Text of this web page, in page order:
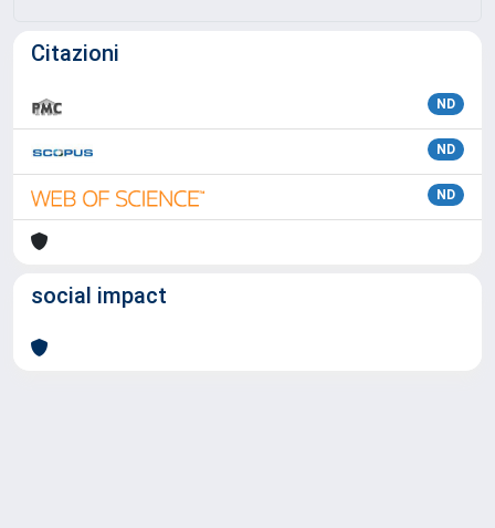
Citazioni
ND
ND
ND
social impact